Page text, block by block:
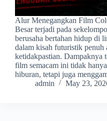
Alur Menegangkan Film
Besar terjadi pada
berusaha bertahan hidup di
dalam kisah futuristik penuh
ketidakpastian. Dampaknya
film semacam ini tidak
hiburan, tetapi juga
admin
May 23,